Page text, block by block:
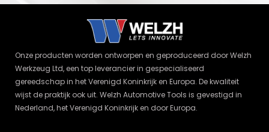
Onze producten worden ontworpen en geproduceerd door Welzh
Werkzeug Ltd, een top leverancier in gespecialiseerd
gereedschap in het Verenigd Koninkrijk en Europa. De kwaliteit
wijst de praktijk ook uit. Welzh Automotive Tools is gevestigd in
Nederland, het Verenigd Koninkrijk en door Europa.